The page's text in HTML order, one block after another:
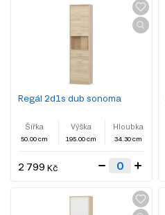
Regál 2d1s dub sonoma
Šířka
50.00 cm
Výška
195.00 cm
Hloubka
34.30 cm
2 799 Kč